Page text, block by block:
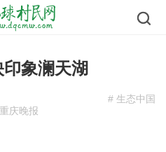
象澜天湖
# 生态中国
庆晚报